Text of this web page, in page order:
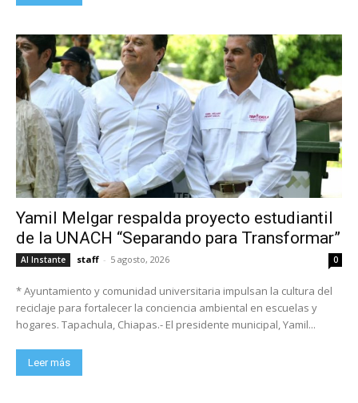
Yamil Melgar respalda proyecto estudiantil
de la UNACH “Separando para Transformar”
Al Instante staff - 5 agosto, 2026 0
* Ayuntamiento y comunidad universitaria impulsan la cultura del
reciclaje para fortalecer la conciencia ambiental en escuelas y
hogares. Tapachula, Chiapas.- El presidente municipal, Yamil...
Leer más